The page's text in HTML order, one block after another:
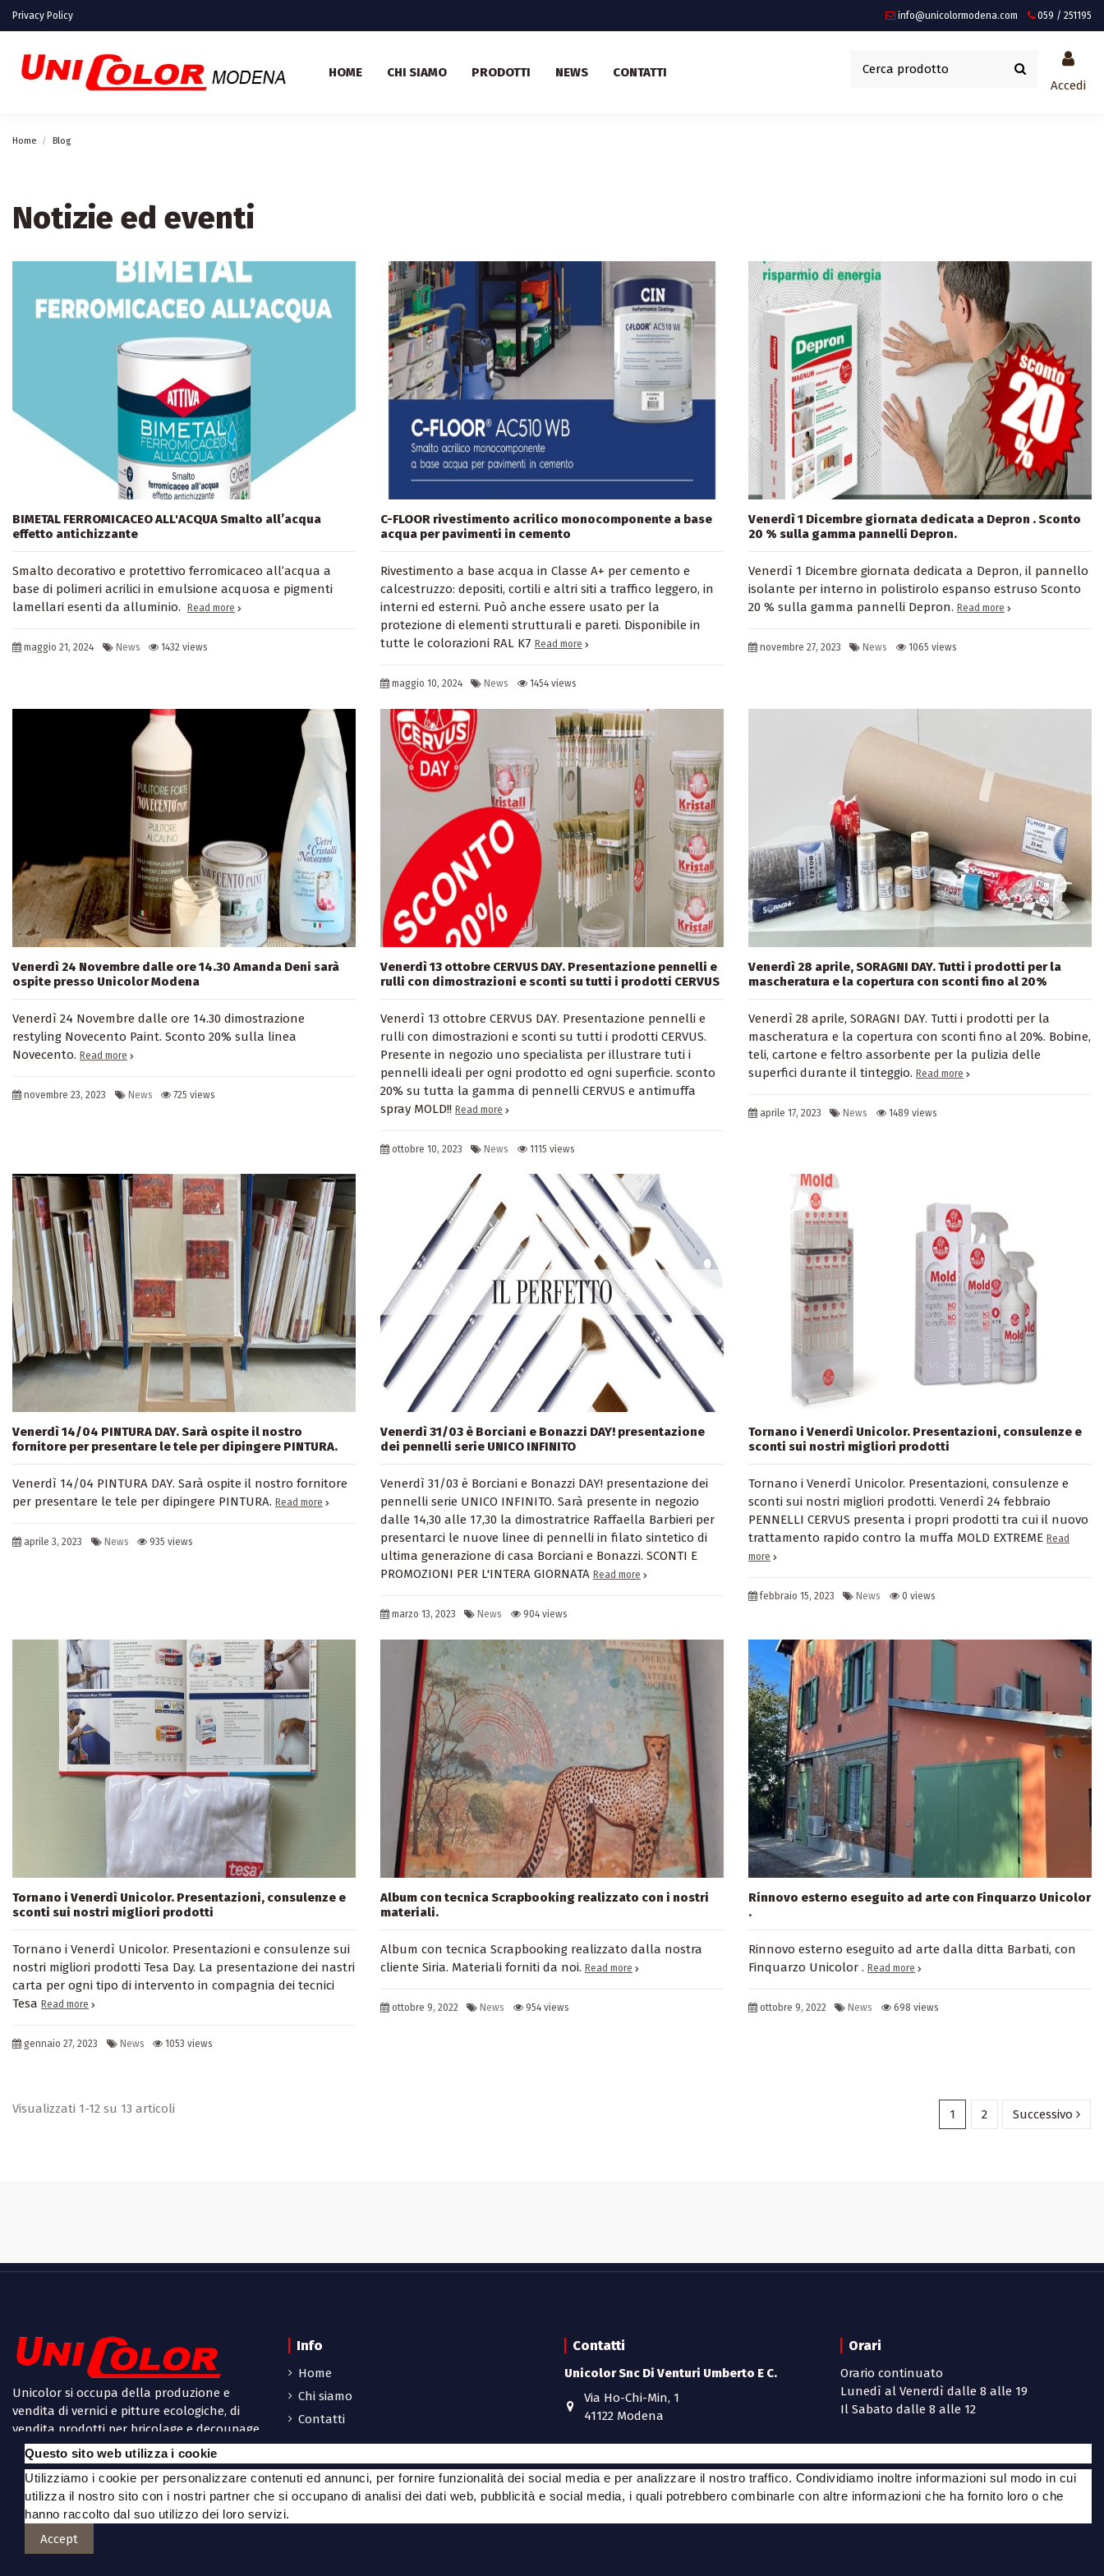
Privacy Policy info@unicolormodena.com 059 / 251195
HOME CHI SIAMO PRODOTTI NEWS
CONTATTI
Accedi
Home Blog
Notizie ed eventi
BIMETAL FERROMICACEO ALL'ACQUA Smalto all’acqua
effetto antichizzante
Smalto decorativo e protettivo ferromicaceo all’acqua a
base di polimeri acrilici in emulsione acquosa e pigmenti
lamellari esenti da alluminio.
Read more
maggio 21, 2024 News 1432 views
C-FLOOR rivestimento acrilico monocomponente a base
acqua per pavimenti in cemento
Rivestimento a base acqua in Classe A+ per cemento e
calcestruzzo: depositi, cortili e altri siti a traffico leggero, in
interni ed esterni. Può anche essere usato per la
protezione di elementi strutturali e pareti. Disponibile in
tutte le colorazioni RAL K7 Read more
maggio 10, 2024 News 1454 views
Venerdì 1 Dicembre giornata dedicata a Depron . Sconto
20 % sulla gamma pannelli Depron.
Venerdì 1 Dicembre giornata dedicata a Depron, il pannello
isolante per interno in polistirolo espanso estruso Sconto
20 % sulla gamma pannelli Depron. Read more
novembre 27, 2023 News 1065 views
Venerdì 24 Novembre dalle ore 14.30 Amanda Deni sarà
ospite presso Unicolor Modena
Venerdì 24 Novembre dalle ore 14.30 dimostrazione
restyling Novecento Paint. Sconto 20% sulla linea
Novecento. Read more
novembre 23, 2023 News 725 views
Venerdì 13 ottobre CERVUS DAY. Presentazione pennelli e
rulli con dimostrazioni e sconti su tutti i prodotti CERVUS
Venerdì 13 ottobre CERVUS DAY. Presentazione pennelli e
rulli con dimostrazioni e sconti su tutti i prodotti CERVUS.
Presente in negozio uno specialista per illustrare tuti i
pennelli ideali per ogni prodotto ed ogni superficie. sconto
20% su tutta la gamma di pennelli CERVUS e antimuffa
spray MOLD!! Read more
ottobre 10, 2023 News 1115 views
Venerdì 28 aprile, SORAGNI DAY. Tutti i prodotti per la
mascheratura e la copertura con sconti fino al 20%
Venerdì 28 aprile, SORAGNI DAY. Tutti i prodotti per la
mascheratura e la copertura con sconti fino al 20%. Bobine,
teli, cartone e feltro assorbente per la pulizia delle
superfici durante il tinteggio. Read more
aprile 17, 2023 News 1489 views
Venerdì 14/04 PINTURA DAY. Sarà ospite il nostro
fornitore per presentare le tele per dipingere PINTURA.
Venerdì 14/04 PINTURA DAY. Sarà ospite il nostro fornitore
per presentare le tele per dipingere PINTURA. Read more
aprile 3, 2023 News 935 views
Venerdì 31/03 è Borciani e Bonazzi DAY! presentazione
dei pennelli serie UNICO INFINITO
Venerdì 31/03 è Borciani e Bonazzi DAY! presentazione dei
pennelli serie UNICO INFINITO. Sarà presente in negozio
dalle 14,30 alle 17,30 la dimostratrice Raffaella Barbieri per
presentarci le nuove linee di pennelli in filato sintetico di
ultima generazione di casa Borciani e Bonazzi. SCONTI E
PROMOZIONI PER L'INTERA GIORNATA Read more
marzo 13, 2023 News 904 views
Tornano i Venerdì Unicolor. Presentazioni, consulenze e
sconti sui nostri migliori prodotti
Tornano i Venerdì Unicolor. Presentazioni, consulenze e
sconti sui nostri migliori prodotti. Venerdì 24 febbraio
PENNELLI CERVUS presenta i propri prodotti tra cui il nuovo
trattamento rapido contro la muffa MOLD EXTREME Read
more
febbraio 15, 2023 News 0 views
Tornano i Venerdì Unicolor. Presentazioni, consulenze e
sconti sui nostri migliori prodotti
Tornano i Venerdì Unicolor. Presentazioni e consulenze sui
nostri migliori prodotti Tesa Day. La presentazione dei nastri
carta per ogni tipo di intervento in compagnia dei tecnici
Tesa Read more
gennaio 27, 2023 News 1053 views
Album con tecnica Scrapbooking realizzato con i nostri
materiali.
Album con tecnica Scrapbooking realizzato dalla nostra
cliente Siria. Materiali forniti da noi. Read more
ottobre 9, 2022 News 954 views
Rinnovo esterno eseguito ad arte con Finquarzo Unicolor
.
Rinnovo esterno eseguito ad arte dalla ditta Barbati, con
Finquarzo Unicolor . Read more
ottobre 9, 2022 News 698 views
Visualizzati 1-12 su 13 articoli 1 2 Successivo
Unicolor si occupa della produzione e
vendita di vernici e pitture ecologiche, di
vendita prodotti per bricolage e decoupage,
prodotti per restauro, decori, oggetti in
legno e polistirolo, articoli per bomboniere
e tanto altro a Modena.
Info
Home
Chi siamo
Contatti
Privacy Policy
Contatti
Unicolor Snc Di Venturi Umberto E C.
Via Ho-Chi-Min, 1
41122 Modena
059 / 251195
info@unicolormodena.com
P.IVA: 00158350363
Orari
Orario continuato
Lunedì al Venerdì dalle 8 alle 19
Il Sabato dalle 8 alle 12
Questo sito web utilizza i cookie
Utilizziamo i cookie per personalizzare contenuti ed annunci, per fornire funzionalità dei social media e per analizzare il nostro traffico. Condividiamo inoltre informazioni sul modo in cui
utilizza il nostro sito con i nostri partner che si occupano di analisi dei dati web, pubblicità e social media, i quali potrebbero combinarle con altre informazioni che ha fornito loro o che
hanno raccolto dal suo utilizzo dei loro servizi.
Accept